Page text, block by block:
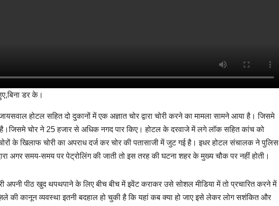
डर के।
होटल सहित दो दुकानों में एक अज्ञात चोर द्वारा चोरी करने का मामला सामने आया है। जिसमे
है।जिसमे चोर ने 25 हजार से अधिक नगद पार किए। होटल के दरवाजे में लगे लॉक सहित कांच को
के खिलाफ चोरी का अपराध दर्ज कर चोर की पतासाजी में जुट गई है। इधर होटल संचालक ने पुलिस
अगर समय-समय पर पेट्रोलिंग की जाती तो इस तरह की घटना शहर के मुख्य चौक पर नहीं होती।
पीठ खुद थपथपाने के लिए बीच बीच में इवेंट कराकर उसे सोशल मीडिया में तो प्रचारित करने में
की कानून व्यवस्था इतनी बदहाल हो चुकी है कि यहां कब क्या हो जाए इसे लेकर लोग सशंकित और